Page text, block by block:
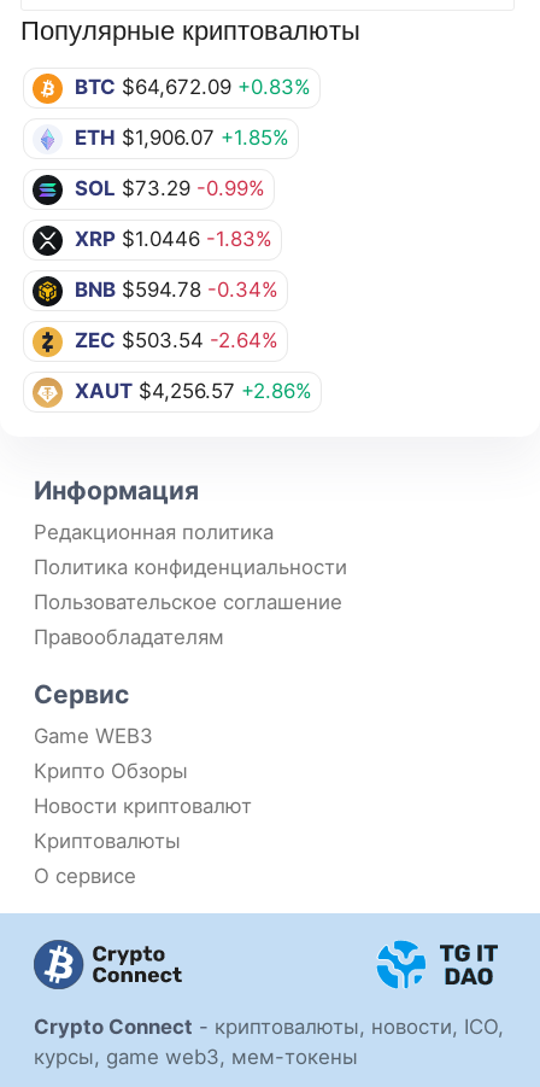
Популярные криптовалюты
BTC $64,672.09 +0.83%
ETH $1,906.07 +1.85%
SOL $73.29 -0.99%
XRP $1.0446 -1.83%
BNB $594.78 -0.34%
ZEC $503.54 -2.64%
XAUT $4,256.57 +2.86%
Crypto Connect - криптовалюты, новости, ICO,
курсы, game web3, мем-токены
Информация
Редакционная политика
Политика конфиденциальности
Пользовательское соглашение
Правообладателям
Сервис
Game WEB3
Крипто Обзоры
Новости криптовалют
Криптовалюты
О сервисе